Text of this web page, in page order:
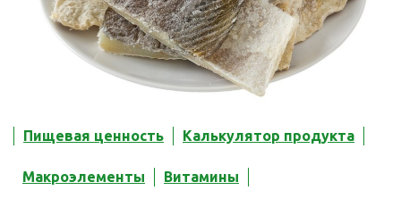
Пищевая ценность Калькулятор продукта
Макроэлементы Витамины